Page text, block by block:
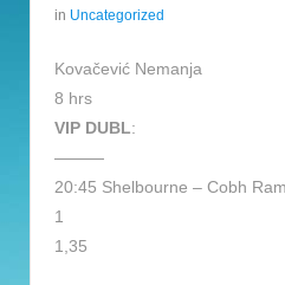
in Uncategorized
Kovačević Nemanja
8 hrs
VIP DUBL:
———
20:45 Shelbourne – Cobh
1
1,35